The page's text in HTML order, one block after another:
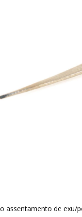
assentamento de exu/